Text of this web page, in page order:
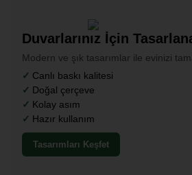
Duvarlarınız İçin
Modern ve şık tasarımlar ile evinizi
Canlı baskı kalitesi
Doğal çerçeve
Kolay asım
Hazır kullanım
Tasarımları Keşfet